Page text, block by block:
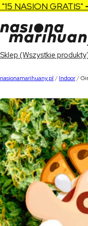
GRATIS" ➔
Sklep (Wszystkie
nasionamarihuany.pl / Indoor/